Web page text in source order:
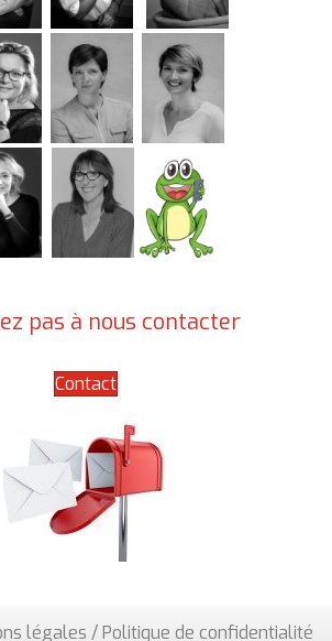
pas à nous contacter
Contact
légales / Politique de confidentialité